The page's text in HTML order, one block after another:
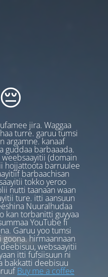
jira. Waggaa
turre. garuu tumsi
argamne. kanaaf
guddaa barbaaada.
(domain
hojjattoota barruulee
barbaachisan
tokko yeroo
nutti taanaan waan
ture. itti aansuun
Nuuralhudaa
kan torbanitti guyyaa
YouTube fi
Garuu yoo tumsi
hirmaannaan
websaayitii
itti fufsiisuun ni
bakkatti deebisuu
Buy me a coffee